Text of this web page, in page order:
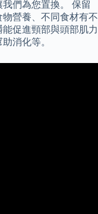
們為您置換。 保留
營養、不同食材有不
促進頸部與頭部肌力
消化等。